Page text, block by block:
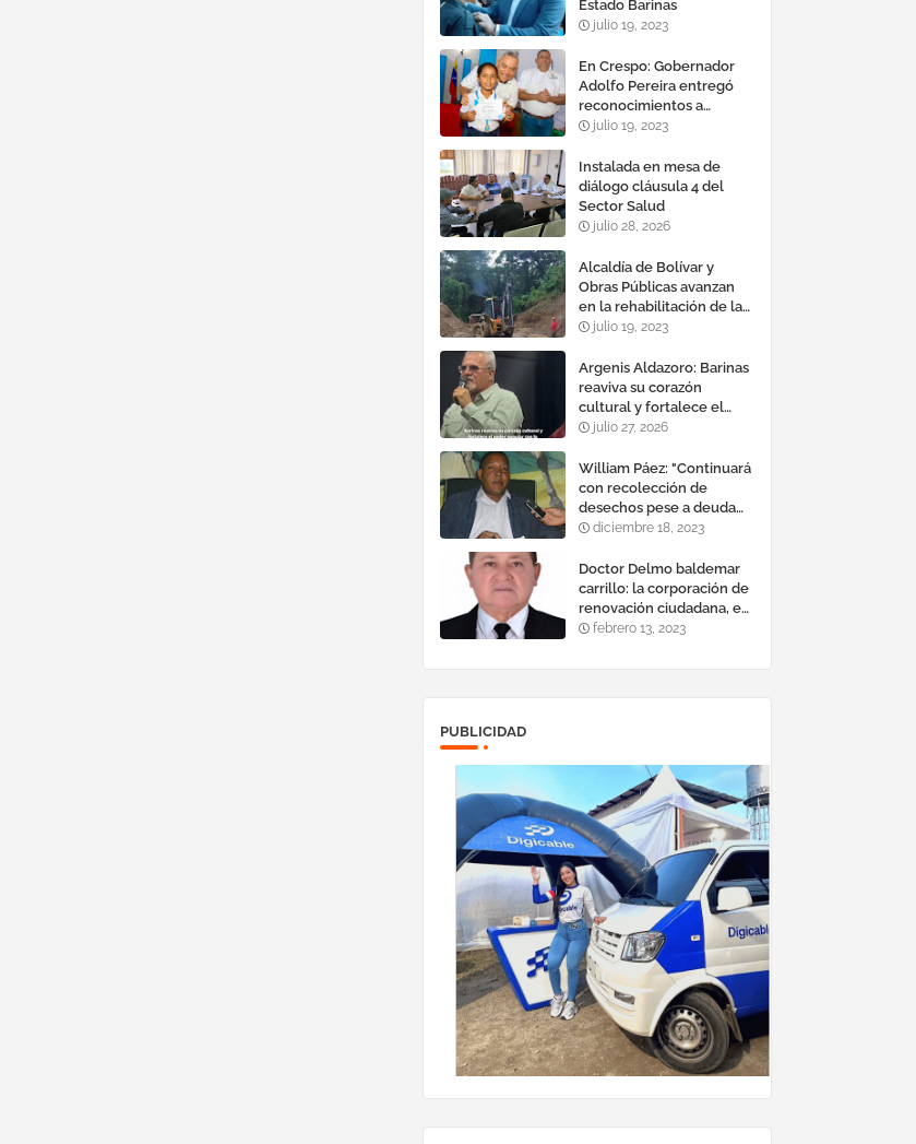
Estado Barinas
julio 19, 2023
En Crespo: Gobernador
Adolfo Pereira entregó
reconocimientos a
estudiantes con mejores
escolar 2022 – 2023
julio 19, 2023
Instalada en mesa de
diálogo cláusula 4 del
Sector Salud
julio 28, 2026
Alcaldía de Bolívar y
Obras Públicas avanzan
en la rehabilitación de la
vía a Calderas
julio 19, 2023
Argenis Aldazoro: Barinas
reaviva su corazón
cultural y fortalece el
poder popular con la
esteban ruiz guevara
julio 27, 2026
William Páez: "Continuará
con recolección de
desechos pese a deuda
de comercios"
diciembre 18, 2023
Doctor Delmo baldemar
carrillo: la corporación de
renovación ciudadana, es
un banco mundial de
febrero 13, 2023
PUBLICIDAD